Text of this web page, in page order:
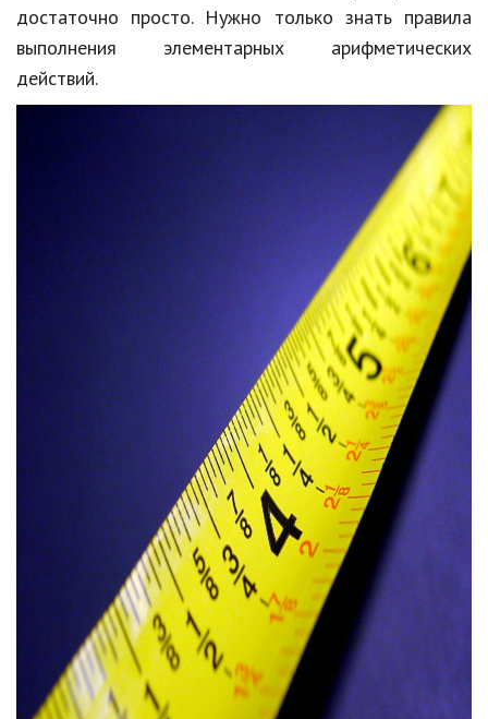
Путешествия
Строительство
Культура и общество
Мода и стиль
Бизнес
Хобби и развлечения
Финансы
Юриспруденция
Природа
Образование
Наука и технологии
достаточно просто. Нужно только знать правила
выполнения элементарных арифметических
действий.